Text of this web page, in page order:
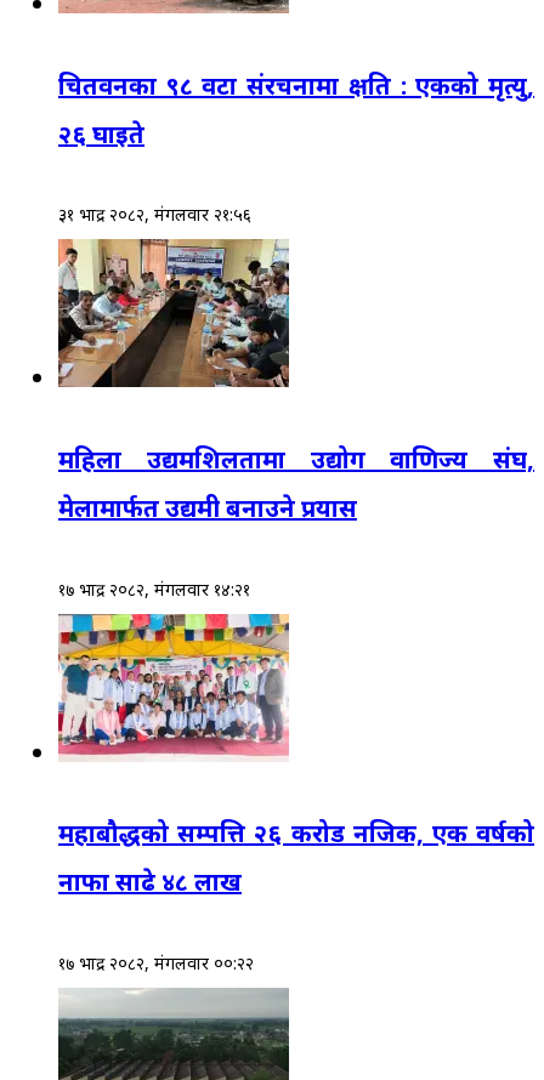
चितवनका ९८ वटा संरचनामा क्षति : एकको मृत्यु,
२६ घाइते
३१ भाद्र २०८२, मंगलवार २१:५६
महिला उद्यमशिलतामा उद्योग वाणिज्य संघ,
मेलामार्फत उद्यमी बनाउने प्रयास
१७ भाद्र २०८२, मंगलवार १४:२१
महाबौद्धको सम्पत्ति २६ करोड नजिक, एक वर्षको
नाफा साढे ४८ लाख
१७ भाद्र २०८२, मंगलवार ००:२२